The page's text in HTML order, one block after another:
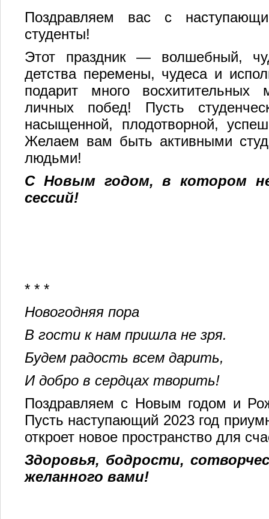
Поздравляем вас с
студенты!
Этот праздник — волшебный,
детства перемены, чудеса и
подарит много
личных побед! Пусть
насыщенной, плодотворной,
Желаем вам быть активными
людьми!
С Новым годом, в котором
сессий!
* * *
Новогодняя пора
В гости к нам пришла не зря.
Будем радость всем дарить,
И добро в сердцах творить!
Поздравляем с Новым годом и
Пусть наступающий 2023 год
откроет новое пространство для
Здоровья, бодрости,
желанного вами!